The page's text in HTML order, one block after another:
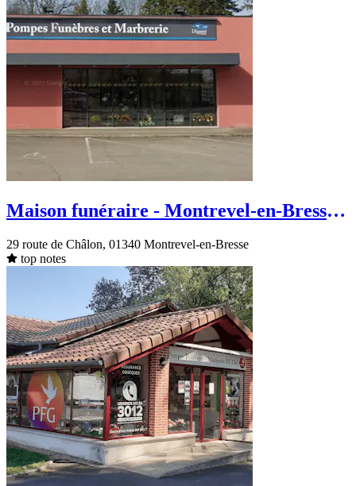
Maison funéraire - Montrevel-en-Bresse -
29 route de Châlon, 01340 Montrevel-en-Bresse
top notes